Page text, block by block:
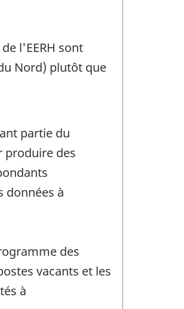
l'EERH sont
Nord) plutôt que
partie du
produire des
données à
des
vacants et les
à